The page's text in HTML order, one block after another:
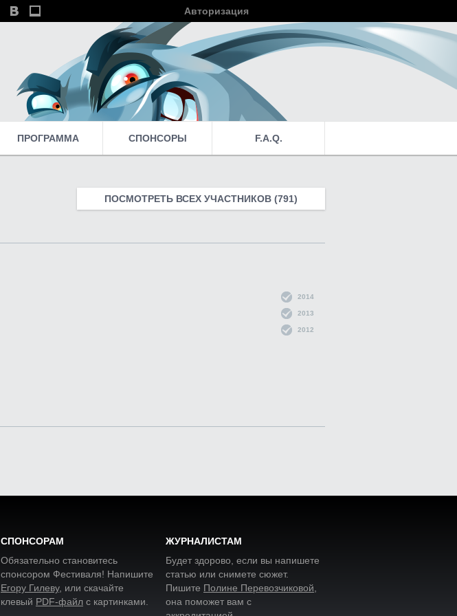
Авторизация
Войти
ПРОГРАММА СПОНСОРЫ F.A.Q.
2014
2013
2012
ПОСМОТРЕТЬ ВСЕХ УЧАСТНИКОВ (791)
СПОНСОРАМ
Обязательно становитесь
спонсором Фестиваля! Напишите
Егору Гилеву, или скачайте
клевый PDF-файл с картинками
ЖУРНАЛИСТАМ
Будет здорово, если вы напишете
статью или снимете сюжет.
Пишите Полине Перевозчиковой
она поможет вам с